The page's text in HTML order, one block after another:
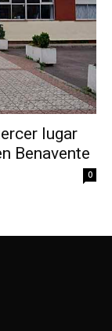
lugar
Benavente
0